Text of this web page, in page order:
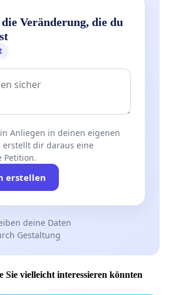
Veränderung, die du
Anliegen in deinen eigenen
erstellt dir daraus eine
Petition.
erstellen
deine Daten
Gestaltung
Sie vielleicht interessieren könnten